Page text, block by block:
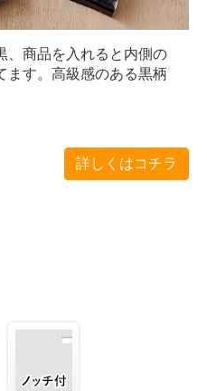
、商品を入れると内側の
ます。高級感のある黒柄
詳しくはコチラ